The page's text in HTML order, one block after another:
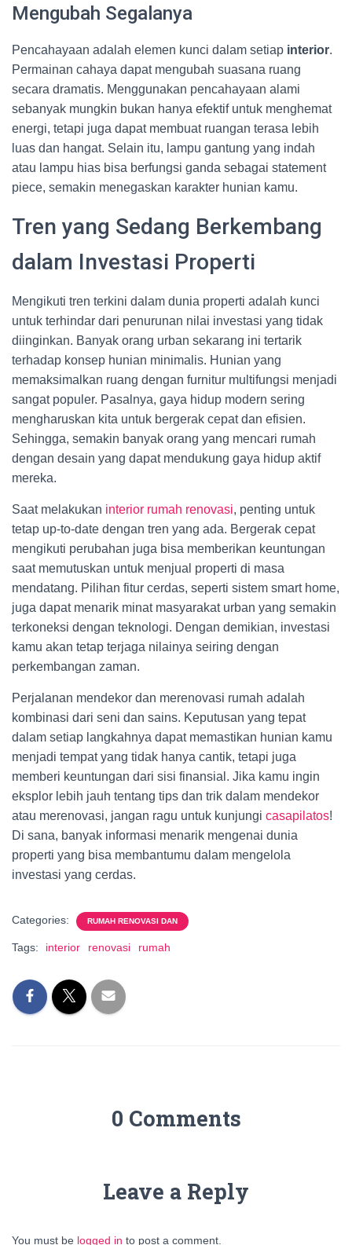
Mengubah Segalanya
Pencahayaan adalah elemen kunci dalam setiap interior.
Permainan cahaya dapat mengubah suasana ruang
secara dramatis. Menggunakan pencahayaan alami
sebanyak mungkin bukan hanya efektif untuk menghemat
energi, tetapi juga dapat membuat ruangan terasa lebih
luas dan hangat. Selain itu, lampu gantung yang indah
atau lampu hias bisa berfungsi ganda sebagai statement
piece, semakin menegaskan karakter hunian kamu.
Tren yang Sedang Berkembang
dalam Investasi Properti
Mengikuti tren terkini dalam dunia properti adalah kunci
untuk terhindar dari penurunan nilai investasi yang tidak
diinginkan. Banyak orang urban sekarang ini tertarik
terhadap konsep hunian minimalis. Hunian yang
memaksimalkan ruang dengan furnitur multifungsi menjadi
sangat populer. Pasalnya, gaya hidup modern sering
mengharuskan kita untuk bergerak cepat dan efisien.
Sehingga, semakin banyak orang yang mencari rumah
dengan desain yang dapat mendukung gaya hidup aktif
mereka.
Saat melakukan interior rumah renovasi, penting untuk
tetap up-to-date dengan tren yang ada. Bergerak cepat
mengikuti perubahan juga bisa memberikan keuntungan
saat memutuskan untuk menjual properti di masa
mendatang. Pilihan fitur cerdas, seperti sistem smart home,
juga dapat menarik minat masyarakat urban yang semakin
terkoneksi dengan teknologi. Dengan demikian, investasi
kamu akan tetap terjaga nilainya seiring dengan
perkembangan zaman.
Perjalanan mendekor dan merenovasi rumah adalah
kombinasi dari seni dan sains. Keputusan yang tepat
dalam setiap langkahnya dapat memastikan hunian kamu
menjadi tempat yang tidak hanya cantik, tetapi juga
memberi keuntungan dari sisi finansial. Jika kamu ingin
eksplor lebih jauh tentang tips dan trik dalam mendekor
atau merenovasi, jangan ragu untuk kunjungi casapilatos!
Di sana, banyak informasi menarik mengenai dunia
properti yang bisa membantumu dalam mengelola
investasi yang cerdas.
Categories: RUMAH RENOVASI DAN
Tags: interior renovasi rumah
0 Comments
Leave a Reply
You must be logged in to post a comment.